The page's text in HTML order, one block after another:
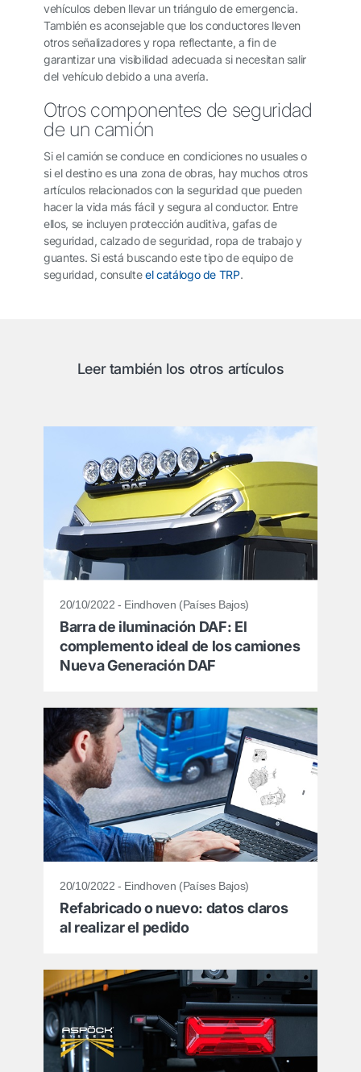
vehículos deben llevar un triángulo de emergencia.
También es aconsejable que los conductores lleven
otros señalizadores y ropa reflectante, a fin de
garantizar una visibilidad adecuada si necesitan salir
del vehículo debido a una avería.
Otros componentes de seguridad
de un camión
Si el camión se conduce en condiciones no usuales o
si el destino es una zona de obras, hay muchos otros
artículos relacionados con la seguridad que pueden
hacer la vida más fácil y segura al conductor. Entre
ellos, se incluyen protección auditiva, gafas de
seguridad, calzado de seguridad, ropa de trabajo y
guantes. Si está buscando este tipo de equipo de
seguridad, consulteel catálogo de TRP.
Leer también los otros artículos
20/10/2022 - Eindhoven (Países Bajos)
Barra de iluminación DAF: El
complemento ideal de los camiones
Nueva Generación DAF
20/10/2022 - Eindhoven (Países Bajos)
Refabricado o nuevo: datos claros
al realizar el pedido